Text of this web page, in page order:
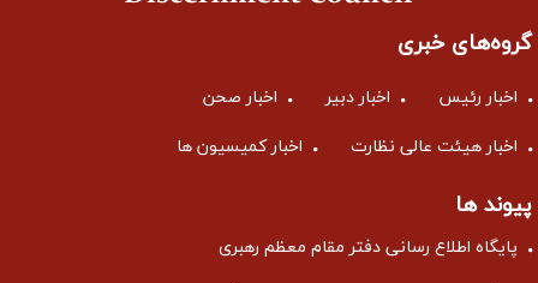
گروه‌های خبری
اخبار رئیس اخبار دبیر اخبار صحن
اخبار هیئت عالی نظارت اخبار کمیسیون ها
پیوند ها
پایگاه اطلاع رسانی دفتر مقام معظم رهبری